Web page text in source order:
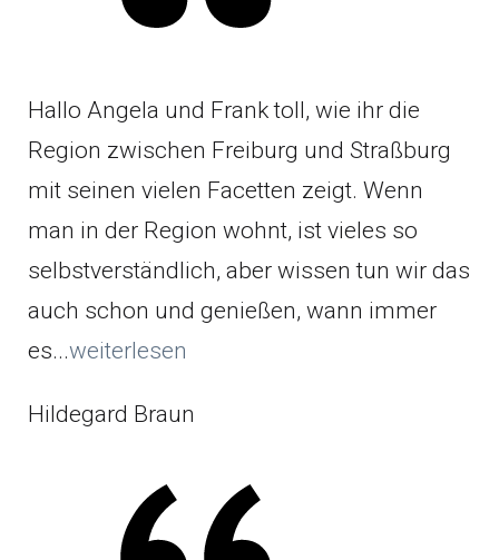
Hallo Angela und Frank toll, wie ihr die
Region zwischen Freiburg und Straßburg
mit seinen vielen Facetten zeigt. Wenn
man in der Region wohnt, ist vieles so
selbstverständlich, aber wissen tun wir das
auch schon und genießen, wann immer
es...weiterlesen
Hildegard Braun